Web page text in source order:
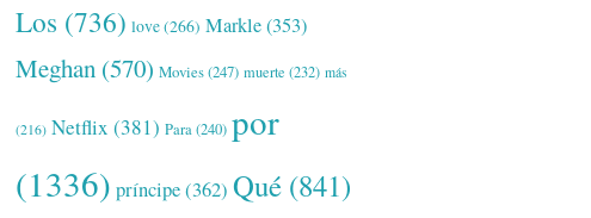
Los (736) love(266) Markle(353)
Meghan (570) Movies(247) muerte (232) más
(216) Netflix (381) Para(240) por
(1336) príncipe(362) Qué (841)